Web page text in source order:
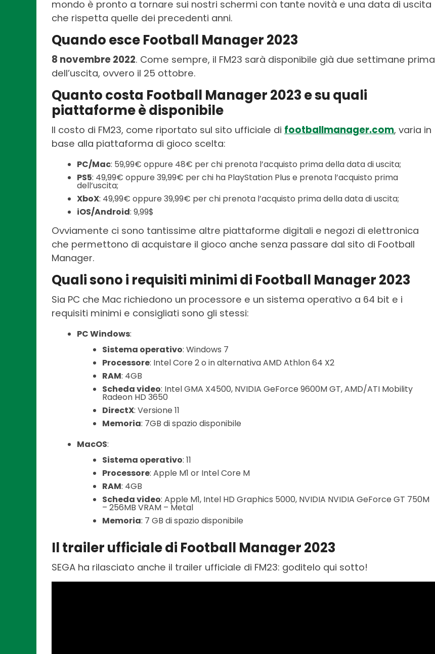
mondo è pronto a tornare sui nostri schermi con tante novità e una data di uscita
che rispetta quelle dei precedenti anni.
Quando esce Football Manager 2023
8 novembre 2022. Come sempre, il FM23 sarà disponibile già due settimane prima
dell’uscita, ovvero il 25 ottobre.
Quanto costa Football Manager 2023 e su quali
piattaforme è disponibile
Il costo di FM23, come riportato sul sito ufficiale di footballmanager.com, varia in
base alla piattaforma di gioco scelta:
PC/Mac: 59,99€ oppure 48€ per chi prenota l’acquisto prima della data di uscita;
PS5: 49,99€ oppure 39,99€ per chi ha PlayStation Plus e prenota l’acquisto prima
dell’uscita;
XboX: 49,99€ oppure 39,99€ per chi prenota l’acquisto prima della data di uscita;
iOS/Android: 9,99$
Ovviamente ci sono tantissime altre piattaforme digitali e negozi di elettronica
che permettono di acquistare il gioco anche senza passare dal sito di Football
Manager.
Quali sono i requisiti minimi di Football Manager 2023
Sia PC che Mac richiedono un processore e un sistema operativo a 64 bit e i
requisiti minimi e consigliati sono gli stessi:
PC Windows:
Sistema operativo: Windows 7
Processore: Intel Core 2 o in alternativa AMD Athlon 64 X2
RAM: 4GB
Scheda video: Intel GMA X4500, NVIDIA GeForce 9600M GT, AMD/ATI Mobility
Radeon HD 3650
DirectX: Versione 11
Memoria: 7GB di spazio disponibile
MacOS:
Sistema operativo: 11
Processore: Apple M1 or Intel Core M
RAM: 4GB
Scheda video: Apple M1, Intel HD Graphics 5000, NVIDIA NVIDIA GeForce GT 750M
– 256MB VRAM – Metal
Memoria: 7 GB di spazio disponibile
Il trailer ufficiale di Football Manager 2023
SEGA ha rilasciato anche il trailer ufficiale di FM23: goditelo qui sotto!